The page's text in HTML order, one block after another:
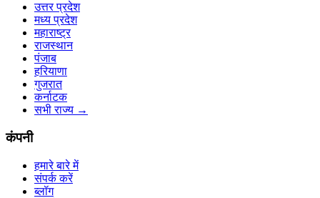
उत्तर प्रदेश
मध्य प्रदेश
महाराष्ट्र
राजस्थान
पंजाब
हरियाणा
गुजरात
कर्नाटक
सभी राज्य →
कंपनी
हमारे बारे में
संपर्क करें
ब्लॉग